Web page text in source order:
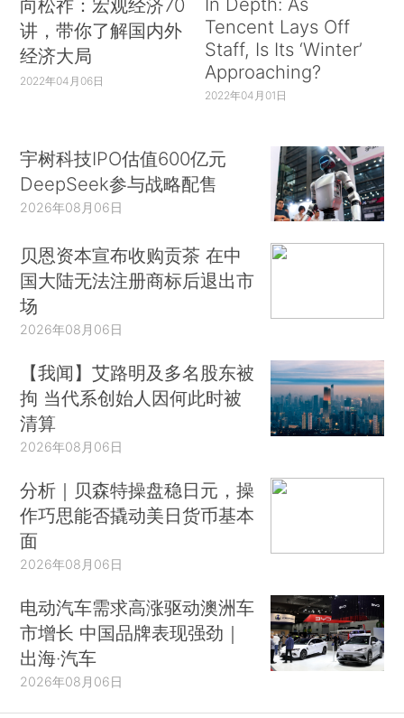
向松祚：宏观经济70
讲，带你了解国内外
经济大局
2022年04月06日
Tencent Lays Off
Staff, Is Its ‘Winter’
Approaching?
2022年04月01日
宇树科技IPO估值600亿元
DeepSeek参与战略配售
2026年08月06日
贝恩资本宣布收购贡茶 在中
国大陆无法注册商标后退出市
场
2026年08月06日
【我闻】艾路明及多名股东被
拘 当代系创始人因何此时被
清算
2026年08月06日
分析｜贝森特操盘稳日元，操
作巧思能否撬动美日货币基本
面
2026年08月06日
电动汽车需求高涨驱动澳洲车
市增长 中国品牌表现强劲｜
出海·汽车
2026年08月06日